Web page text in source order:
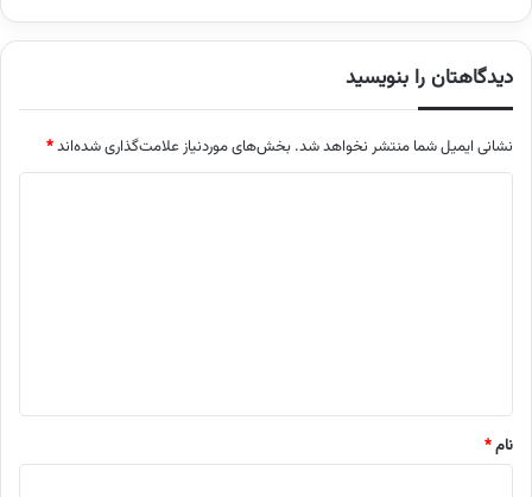
دیدگاهتان را بنویسید
نشانی ایمیل شما منتشر نخواهد شد. بخش‌های موردنیاز علامت‌گذاری شده‌اند*
نام*